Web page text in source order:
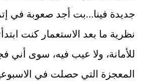
جديدة فينا…بت أجد صعوبة في
نظرية ما بعد الاستعمار كنت
للأمانة، ولا عيب فيه، سوى أني
المعجزة التي حصلت في